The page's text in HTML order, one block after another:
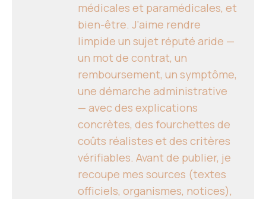
médicales et paramédicales, et
bien-être. J'aime rendre
limpide un sujet réputé aride —
un mot de contrat, un
remboursement, un symptôme,
une démarche administrative
— avec des explications
concrètes, des fourchettes de
coûts réalistes et des critères
vérifiables. Avant de publier, je
recoupe mes sources (textes
officiels, organismes, notices),